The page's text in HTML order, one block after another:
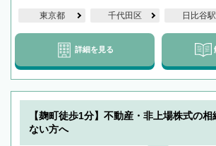
東京都 千代田区 日比谷駅
詳細を見る
【麹町徒歩1分】不動産・非上場株式の相
ない方へ